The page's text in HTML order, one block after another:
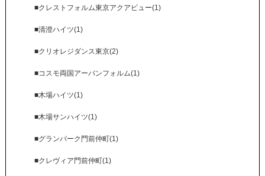
■クレストフォルム東京アクアビュー(1)
■清澄ハイツ(1)
■クリオレジダンス東京(2)
■コスモ両国アーバンフォルム(1)
■木場ハイツ(1)
■木場サンハイツ(1)
■グランパーク門前仲町(1)
■クレヴィア門前仲町(1)